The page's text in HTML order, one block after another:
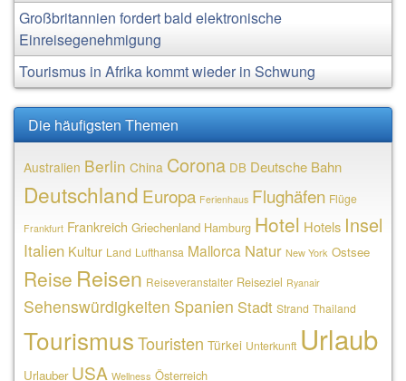
Großbritannien fordert bald elektronische
Einreisegenehmigung
Tourismus in Afrika kommt wieder in Schwung
Die häufigsten Themen
Australien Berlin China Corona DB Deutsche Bahn
Deutschland Europa Ferienhaus Flughäfen Flüge
Frankfurt Frankreich Griechenland Hamburg Hotel Hotels Insel
Italien Kultur Land Lufthansa Mallorca Natur New York Ostsee
Reise Reisen Reiseveranstalter Reiseziel Ryanair
Sehenswürdigkeiten Spanien Stadt Strand Thailand
TourismusTouristen Türkei Unterkunft Urlaub
Urlauber USA Wellness Österreich